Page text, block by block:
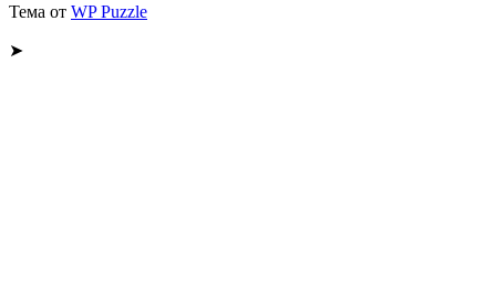
Тема от WP Puzzle
➤